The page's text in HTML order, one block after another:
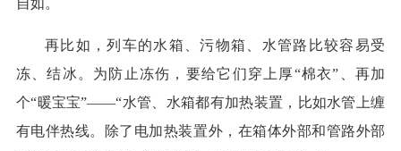
自如。
再比如，列车的水箱、污物箱、水管路比较容易受
冻、结冰。为防止冻伤，要给它们穿上厚“棉衣”、再加
个“暖宝宝”——“水管、水箱都有加热装置，比如水管上缠
有电伴热线。除了电加热装置外，在箱体外部和管路外部